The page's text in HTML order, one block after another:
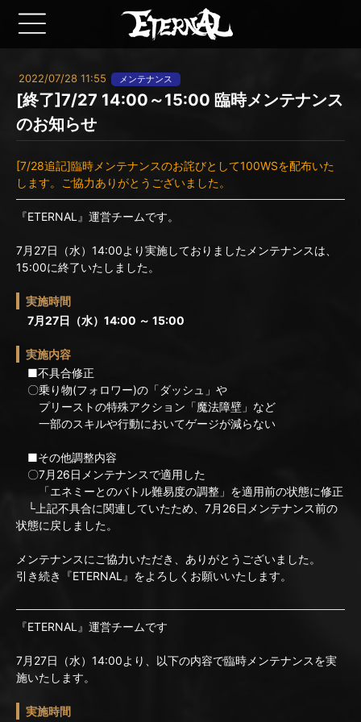
2022/07/28 11:55 メンテナンス
[終了]7/27 14:00～15:00 臨時メンテナンス
のお知らせ
[7/28追記]臨時メンテナンスのお詫びとして100WSを配布いた
します。ご協力ありがとうございました。
『ETERNAL』運営チームです。
7月27日（水）14:00より実施しておりましたメンテナンスは、
15:00に終了いたしました。
実施時間
7月27日（水）14:00 ～ 15:00
実施内容
■不具合修正
〇乗り物(フォロワー)の「ダッシュ」や
プリーストの特殊アクション「魔法障壁」など
一部のスキルや行動においてゲージが減らない
■その他調整内容
〇7月26日メンテナンスで適用した
「エネミーとのバトル難易度の調整」を適用前の状態に修正
└上記不具合に関連していたため、7月26日メンテナンス前の
状態に戻しました。
メンテナンスにご協力いただき、ありがとうございました。
引き続き『ETERNAL』をよろしくお願いいたします。
『ETERNAL』運営チームです
7月27日（水）14:00より、以下の内容で臨時メンテナンスを実
施いたします。
実施時間